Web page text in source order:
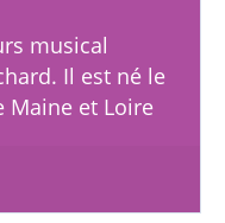
musical
Il est né le
Maine et Loire